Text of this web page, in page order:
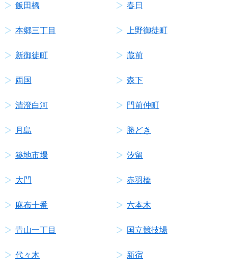
飯田橋 春日
本郷三丁目 上野御徒町
新御徒町 蔵前
両国 森下
清澄白河 門前仲町
月島 勝どき
築地市場 汐留
大門 赤羽橋
麻布十番 六本木
青山一丁目 国立競技場
代々木 新宿